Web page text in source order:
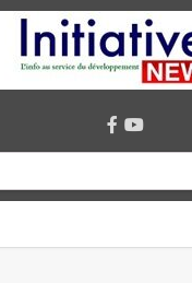
facebook
youtube